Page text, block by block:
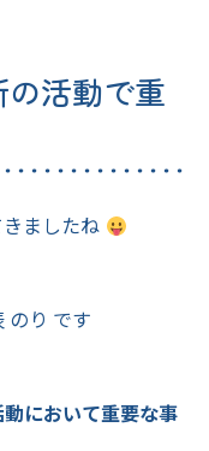
の活動で重
ましたね
り です
において重要な事